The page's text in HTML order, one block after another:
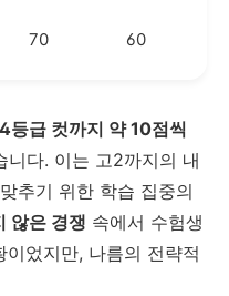
70 60
등급 컷까지 약 10점씩
니다. 이는 고2까지의 내
추기 위한 학습 집중의
않은 경쟁 속에서 수험생
었지만, 나름의 전략적